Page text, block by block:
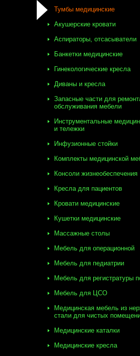
Тумбы медицинские
Акушерские кровати
Аспираторы, отсасыватели
Банкетки медицинские
Гинекологические кресла
Диваны и кресла
Запасные части для
обслуживания мебели
Инструментальные
и тележки
Инфузионные стойки
Комплекты медицинской
Консоли жизнеобеспечения
Кресла для пациентов
Кровати медицинские
Кушетки медицинские
Массажные столы
Мебель для операционной
Мебель для педиатрии
Мебель для регистратуры
Мебель для ЦСО
Медицинская мебель из
стали для чистых
Медицинские каталки
Медицинские кресла